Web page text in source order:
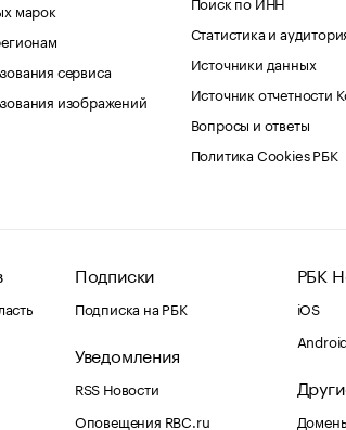
марок
сервиса
изображений
Статистика и
Источники данных
Источник отчетности
Вопросы и ответы
Политика Cookies РБК
Подписки
Подписка на РБК
Уведомления
RSS Новости
Оповещения RBC.ru
РБК
iOS